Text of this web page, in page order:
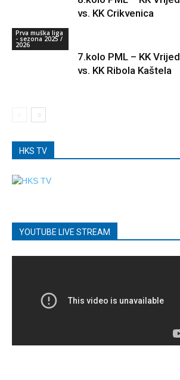
vs. KK Crikvenica
Prva muška liga
- sezona 2025 /
2026
7.kolo PML – KK
vs. KK Ribola Kaštela
HKS TV
YOUTUBE LIVE STREAM